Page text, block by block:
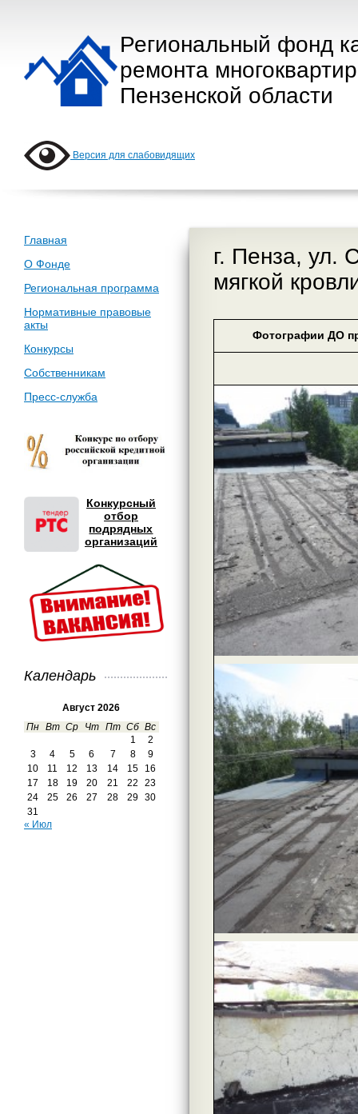
Региональный фонд
ремонта
Пензенской области
Версия для слабовидящих
Главная
О Фонде
Региональная программа
Нормативные правовые
акты
Конкурсы
Собственникам
Пресс-служба
Конкурсный
отбор
подрядных
организаций
Календарь
Август 2026
Пн Вт Ср Чт Пт Сб Вс
1
2
3
4 5 6 7 8
9
10
11 12 13 14 15
16
17
18 19 20 21 22
23
24
25 26 27 28 29
30
31
« Июл
г. Пенза, ул.
мягкой
Фотографии ДО